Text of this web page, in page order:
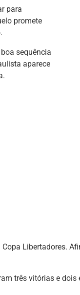
para
promete
sequência
aparece
Libertadores.
três vitórias e